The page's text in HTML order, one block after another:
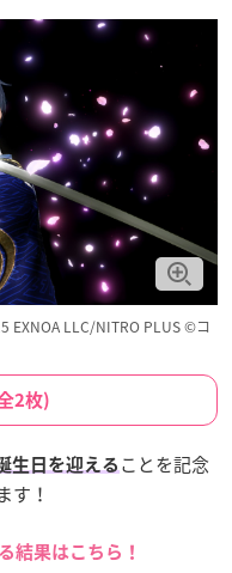
EXNOA LLC/NITRO PLUS ©コ
2枚)
生日を迎える ことを記念
す！
結果はこちら！